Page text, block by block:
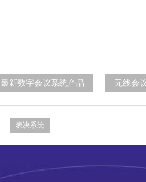
最新数字会议系统产品 无线会
表决系统